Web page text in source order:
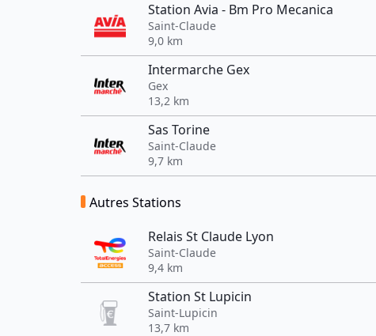
Station Avia - Bm Pro Mecanica
Saint-Claude
9,0 km
Intermarche Gex
Gex
13,2 km
Sas Torine
Saint-Claude
9,7 km
Autres Stations
Relais St Claude Lyon
Saint-Claude
9,4 km
Station St Lupicin
Saint-Lupicin
13,7 km